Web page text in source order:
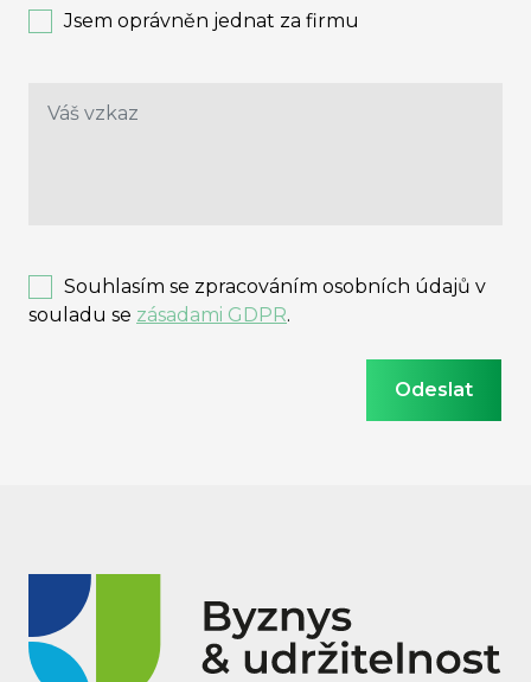
Jsem oprávněn jednat za firmu
Souhlasím se zpracováním osobních údajů v
souladu se zásadami GDPR.